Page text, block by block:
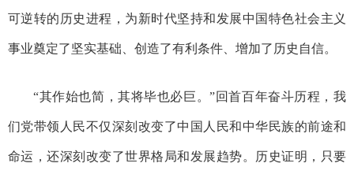
可逆转的历史进程，为新时代坚持和发展中国特色社会主义
事业奠定了坚实基础、创造了有利条件、增加了历史自信。
“其作始也简，其将毕也必巨。”回首百年奋斗历程，我
们党带领人民不仅深刻改变了中国人民和中华民族的前途和
命运，还深刻改变了世界格局和发展趋势。历史证明，只要